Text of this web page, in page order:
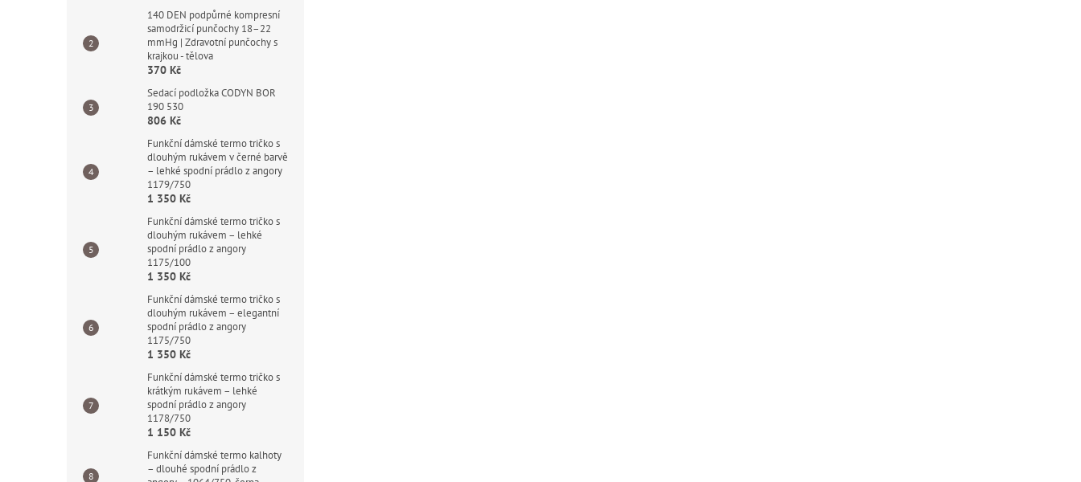
140 DEN podpůrné kompresní
samodržicí punčochy 18–22
mmHg | Zdravotní punčochy s
krajkou - tělova
370 Kč
Sedací podložka CODYN BOR
190 530
806 Kč
Funkční dámské termo tričko s
dlouhým rukávem v černé barvě
– lehké spodní prádlo z angory
1179/750
1 350 Kč
Funkční dámské termo tričko s
dlouhým rukávem – lehké
spodní prádlo z angory
1175/100
1 350 Kč
Funkční dámské termo tričko s
dlouhým rukávem – elegantní
spodní prádlo z angory
1175/750
1 350 Kč
Funkční dámské termo tričko s
krátkým rukávem – lehké
spodní prádlo z angory
1178/750
1 150 Kč
Funkční dámské termo kalhoty
– dlouhé spodní prádlo z